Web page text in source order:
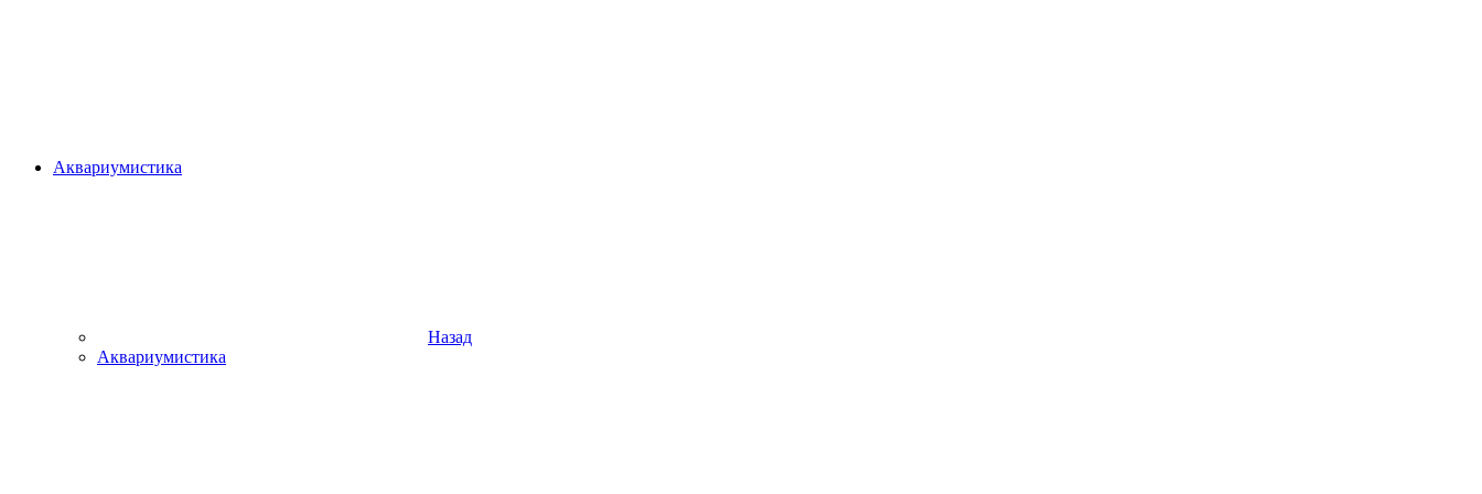
Аквариумистика
Назад
Аквариумистика